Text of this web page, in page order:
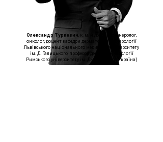
Олександр Туркевич, к. м. н., дерматовенеролог,
онколог, доцент кафедри дерматології, венерології
Львівського національного медичного університету
ім. Д. Галицького, професор дерматовенерології
Римського університету ім. Дж. Марконі (Україна)